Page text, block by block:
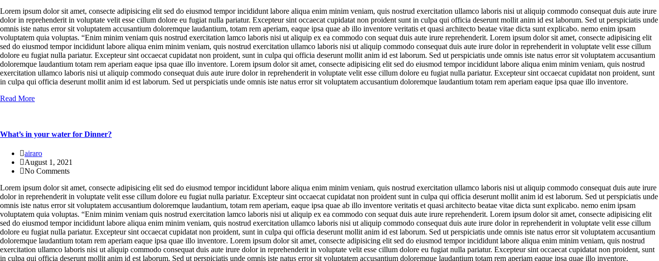
Lorem ipsum dolor sit amet, consecte adipisicing elit sed do eiusmod tempor incididunt labore aliqua enim minim veniam, quis nostrud exercitation ullamco laboris nisi ut aliquip commodo consequat duis aute irure
dolor in reprehenderit in voluptate velit esse cillum dolore eu fugiat nulla pariatur. Excepteur sint occaecat cupidatat non proident sunt in culpa qui officia deserunt mollit anim id est laborum. Sed ut perspiciatis unde
omnis iste natus error sit voluptatem accusantium doloremque laudantium, totam rem aperiam, eaque ipsa quae ab illo inventore veritatis et quasi architecto beatae vitae dicta sunt explicabo. nemo enim ipsam
voluptatem quia voluptas. “Enim minim veniam quis nostrud exercitation lamco laboris nisi ut aliquip ex ea commodo con sequat duis aute irure reprehenderit. Lorem ipsum dolor sit amet, consecte adipisicing elit
sed do eiusmod tempor incididunt labore aliqua enim minim veniam, quis nostrud exercitation ullamco laboris nisi ut aliquip commodo consequat duis aute irure dolor in reprehenderit in voluptate velit esse cillum
dolore eu fugiat nulla pariatur. Excepteur sint occaecat cupidatat non proident, sunt in culpa qui officia deserunt mollit anim id est laborum. Sed ut perspiciatis unde omnis iste natus error sit voluptatem accusantium
doloremque laudantium totam rem aperiam eaque ipsa quae illo inventore. Lorem ipsum dolor sit amet, consecte adipisicing elit sed do eiusmod tempor incididunt labore aliqua enim minim veniam, quis nostrud
exercitation ullamco laboris nisi ut aliquip commodo consequat duis aute irure dolor in reprehenderit in voluptate velit esse cillum dolore eu fugiat nulla pariatur. Excepteur sint occaecat cupidatat non proident, sunt
in culpa qui officia deserunt mollit anim id est laborum. Sed ut perspiciatis unde omnis iste natus error sit voluptatem accusantium doloremque laudantium totam rem aperiam eaque ipsa quae illo inventore.
Read More
What’s in your water for Dinner?
airaro
August 1, 2021
No Comments
Lorem ipsum dolor sit amet, consecte adipisicing elit sed do eiusmod tempor incididunt labore aliqua enim minim veniam, quis nostrud exercitation ullamco laboris nisi ut aliquip commodo consequat duis aute irure
dolor in reprehenderit in voluptate velit esse cillum dolore eu fugiat nulla pariatur. Excepteur sint occaecat cupidatat non proident sunt in culpa qui officia deserunt mollit anim id est laborum. Sed ut perspiciatis unde
omnis iste natus error sit voluptatem accusantium doloremque laudantium, totam rem aperiam, eaque ipsa quae ab illo inventore veritatis et quasi architecto beatae vitae dicta sunt explicabo. nemo enim ipsam
voluptatem quia voluptas. “Enim minim veniam quis nostrud exercitation lamco laboris nisi ut aliquip ex ea commodo con sequat duis aute irure reprehenderit. Lorem ipsum dolor sit amet, consecte adipisicing elit
sed do eiusmod tempor incididunt labore aliqua enim minim veniam, quis nostrud exercitation ullamco laboris nisi ut aliquip commodo consequat duis aute irure dolor in reprehenderit in voluptate velit esse cillum
dolore eu fugiat nulla pariatur. Excepteur sint occaecat cupidatat non proident, sunt in culpa qui officia deserunt mollit anim id est laborum. Sed ut perspiciatis unde omnis iste natus error sit voluptatem accusantium
doloremque laudantium totam rem aperiam eaque ipsa quae illo inventore. Lorem ipsum dolor sit amet, consecte adipisicing elit sed do eiusmod tempor incididunt labore aliqua enim minim veniam, quis nostrud
exercitation ullamco laboris nisi ut aliquip commodo consequat duis aute irure dolor in reprehenderit in voluptate velit esse cillum dolore eu fugiat nulla pariatur. Excepteur sint occaecat cupidatat non proident, sunt
in culpa qui officia deserunt mollit anim id est laborum. Sed ut perspiciatis unde omnis iste natus error sit voluptatem accusantium doloremque laudantium totam rem aperiam eaque ipsa quae illo inventore.